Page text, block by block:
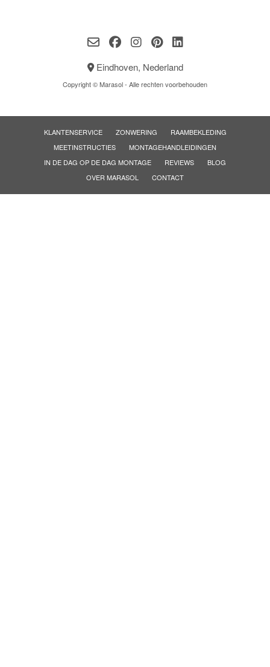
Eindhoven, Nederland
Copyright © Marasol - Alle rechten voorbehouden
KLANTENSERVICE ZONWERING
RAAMBEKLEDING
MEETINSTRUCTIES
MONTAGEHANDLEIDINGEN
IN DE DAG OP DE DAG MONTAGE
REVIEWS
BLOG
OVER MARASOL
CONTACT